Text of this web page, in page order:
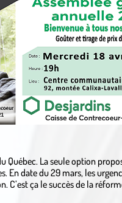
Québec. La seule option
En date du 29 mars, les
C’est ça le succès de la